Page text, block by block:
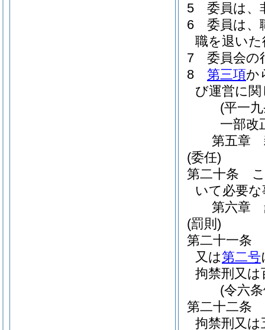
5
委員は、
6
委員は、
職を退い
7
委員会の
8
第三項か
び運営に
(平一
一部改
第五章
(委任)
第二十条
いて必要
第六章
(罰則)
第二十一条
又は第二号
拘禁刑又
(令六
第二十二条
拘禁刑又